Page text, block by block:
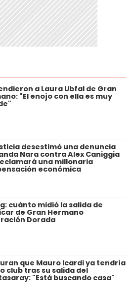
a Laura Ubfal de Gran
"El enojo con ella es muy
desestimó una denuncia
Nara contra Alex Caniggia
una millonaria
económica
cuánto midió la salida de
de Gran Hermano
Dorada
que Mauro Icardi ya tendría
club tras su salida del
"Está buscando casa"